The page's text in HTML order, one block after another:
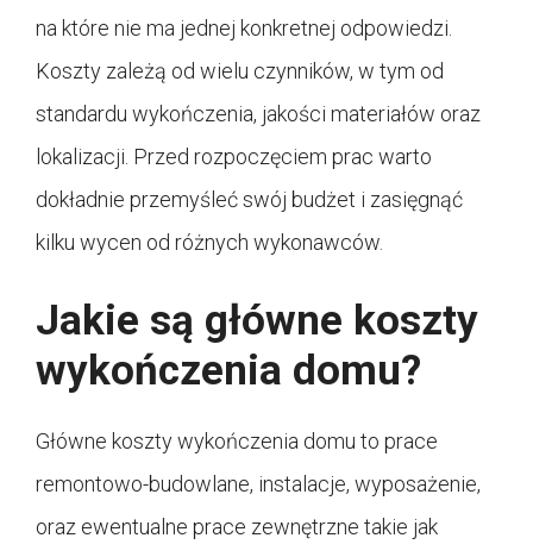
na które nie ma jednej konkretnej odpowiedzi.
Koszty zależą od wielu czynników, w tym od
standardu wykończenia, jakości materiałów oraz
lokalizacji. Przed rozpoczęciem prac warto
dokładnie przemyśleć swój budżet i zasięgnąć
kilku wycen od różnych wykonawców.
Jakie są główne koszty
wykończenia domu?
Główne koszty wykończenia domu to prace
remontowo-budowlane, instalacje, wyposażenie,
oraz ewentualne prace zewnętrzne takie jak